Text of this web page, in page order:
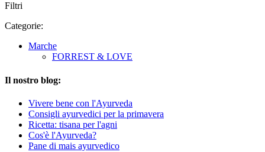
Filtri
Categorie:
Marche
FORREST & LOVE
Il nostro blog:
Vivere bene con l'Ayurveda
Consigli ayurvedici per la primavera
Ricetta: tisana per l'agni
Cos'è l'Ayurveda?
Pane di mais ayurvedico